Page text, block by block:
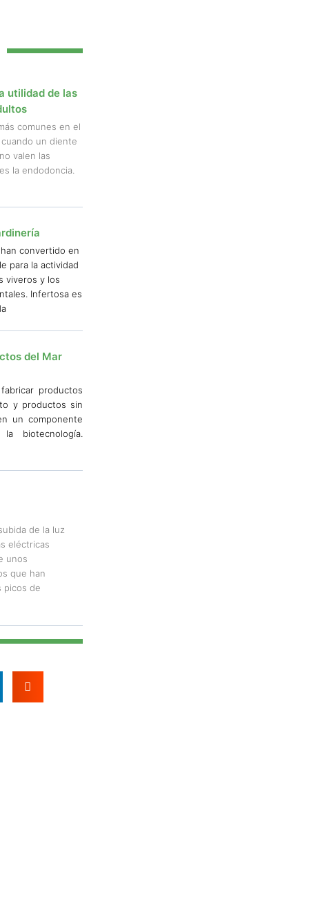
utilidad de las
comunes en el
un diente
valen las
la endodoncia.
convertido en
para la actividad
viveros y los
Infertosa es
del Mar
productos
y productos sin
un componente
biotecnología.
de la luz
eléctricas
unos
que han
picos de